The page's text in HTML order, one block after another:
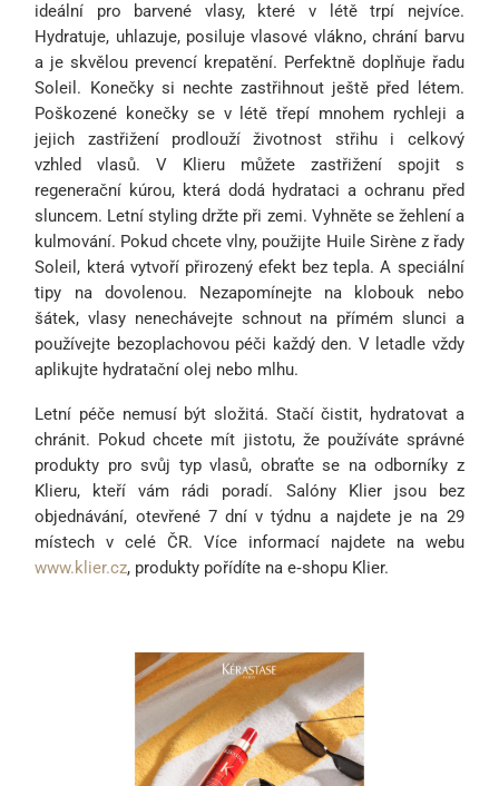
ideální pro barvené vlasy, které v létě trpí nejvíce.
Hydratuje, uhlazuje, posiluje vlasové vlákno, chrání barvu
a je skvělou prevencí krepatění. Perfektně doplňuje řadu
Soleil. Konečky si nechte zastřihnout ještě před létem.
Poškozené konečky se v létě třepí mnohem rychleji a
jejich zastřižení prodlouží životnost střihu i celkový
vzhled vlasů. V Klieru můžete zastřižení spojit s
regenerační kúrou, která dodá hydrataci a ochranu před
sluncem. Letní styling držte při zemi. Vyhněte se žehlení a
kulmování. Pokud chcete vlny, použijte Huile Sirène z řady
Soleil, která vytvoří přirozený efekt bez tepla. A speciální
tipy na dovolenou. Nezapomínejte na klobouk nebo
šátek, vlasy nenechávejte schnout na přímém slunci a
používejte bezoplachovou péči každý den. V letadle vždy
aplikujte hydratační olej nebo mlhu.
Letní péče nemusí být složitá. Stačí čistit, hydratovat a
chránit. Pokud chcete mít jistotu, že používáte správné
produkty pro svůj typ vlasů, obraťte se na odborníky z
Klieru, kteří vám rádi poradí. Salóny Klier jsou bez
objednávání, otevřené 7 dní v týdnu a najdete je na 29
místech v celé ČR. Více informací najdete na webu
www.klier.cz, produkty pořídíte na e‑shopu Klier.